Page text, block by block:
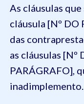
As cláusulas
cláusula [Nº DO
das
as cláusulas [Nº
PARÁGRAFO],
inadimplemento.